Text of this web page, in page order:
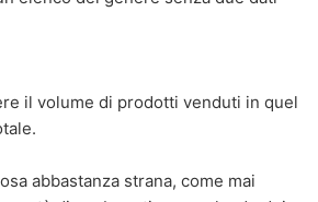
il volume di prodotti venduti in quel
abbastanza strana, come mai